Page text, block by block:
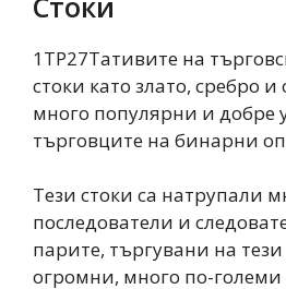
1TP27Тативите на
стоки като злато, сребро и
много популярни и добре
търговците на бинарни
Тези стоки са натрупали
последователи и
парите, търгувани на
огромни, много по-големи